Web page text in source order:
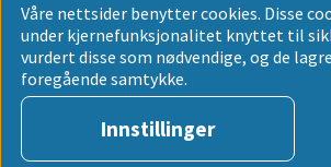
Våre nettsider benytter cookies. Disse
under kjernefunksjonalitet knyttet til
vurdert disse som nødvendige, og de
foregående samtykke.
Innstillinger